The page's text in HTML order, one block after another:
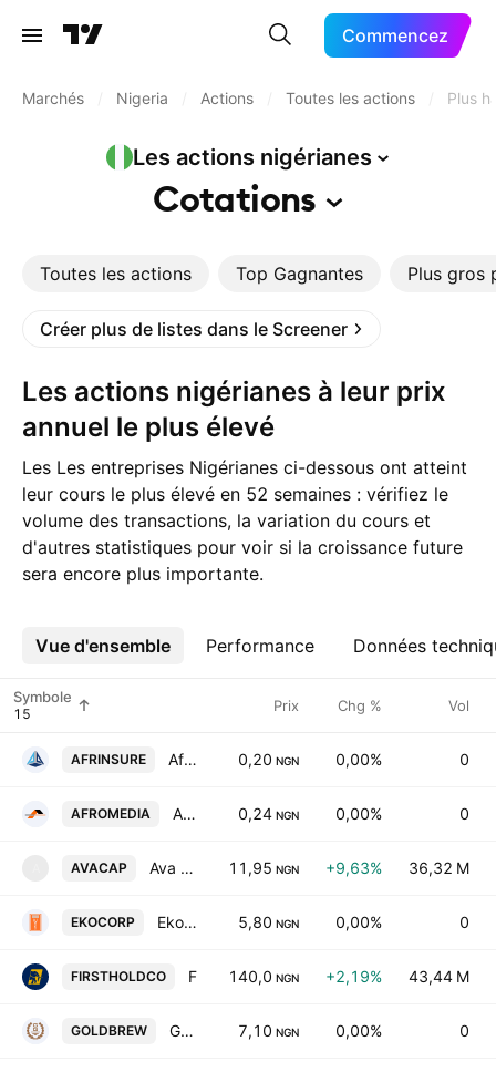
Commencez
Marchés Nigeria Actions Toutes les actions Plus
Les actions nigérianes
Cotations
Toutes les actions Top Gagnantes Plus gros
Créer plus de listes dans le Screener
Les actions nigérianes à leur prix
annuel le plus élevé
Les Les entreprises Nigérianes ci-dessous ont atteint
leur cours le plus élevé en 52 semaines : vérifiez le
volume des transactions, la variation du cours et
d'autres statistiques pour voir si la croissance future
sera encore plus importante.
Vue d'ensemble Performance Données
Plus
Symbole Prix Chg % Vol
AFRINSURE African Alliance Insurance PLC 0,20 NGN 0,00% 0
AFROMEDIA Afromedia PLC 0,24 NGN 0,00% 0
AVACAP Ava Capital Plc 11,95 NGN +9,63% 36,32 M
EKOCORP Ekocorp PLC 5,80 NGN 0,00% 0
FIRSTHOLDCO 140,0 NGN +2,19% 43,44 M
GOLDBREW Golden Guinea Breweries Plc 7,10 NGN 0,00% 0